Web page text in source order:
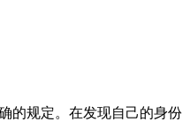
规定。在发现自己的身份